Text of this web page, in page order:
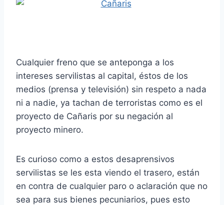
Cualquier freno que se anteponga a los
intereses servilistas al capital, éstos de los
medios (prensa y televisión) sin respeto a nada
ni a nadie, ya tachan de terroristas como es el
proyecto de Cañaris por su negación al
proyecto minero.
Es curioso como a estos desaprensivos
servilistas se les esta viendo el trasero, están
en contra de cualquier paro o aclaración que no
sea para sus bienes pecuniarios, pues esto